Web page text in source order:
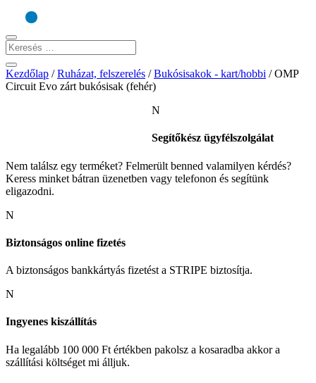
Kezdőlap /Ruházat, felszerelés /Bukósisakok - kart/hobbi /OMP
Circuit Evo zárt bukósisak (fehér)
N
Segítőkész ügyfélszolgálat
Nem találsz egy terméket? Felmerült benned valamilyen kérdés?
Keress minket bátran üzenetben vagy telefonon és segítünk
eligazodni.
N
Biztonságos online fizetés
A biztonságos bankkártyás fizetést a STRIPE biztosítja.
N
Ingyenes kiszállítás
Ha legalább 100 000 Ft értékben pakolsz a kosaradba akkor a
szállítási költséget mi álljuk.